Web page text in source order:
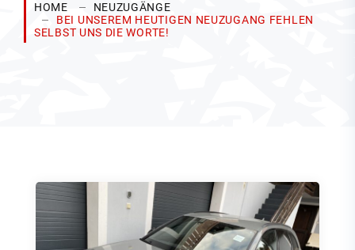
HOME
NEUZUGÄNGE
BEI UNSEREM HEUTIGEN NEUZUGANG FEHLEN
SELBST UNS DIE WORTE!